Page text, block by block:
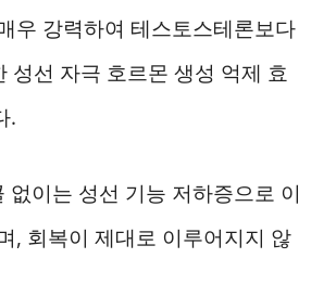
우 강력하여 테스토스테론보다
성선 자극 호르몬 생성 억제 효
.
없이는 성선 기능 저하증으로 이
, 회복이 제대로 이루어지지 않